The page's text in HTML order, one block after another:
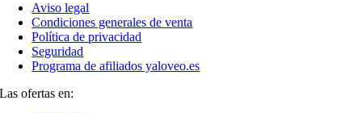
Aviso legal
Condiciones generales de venta
Política de privacidad
Seguridad
Programa de afiliados yaloveo.es
Las ofertas en: